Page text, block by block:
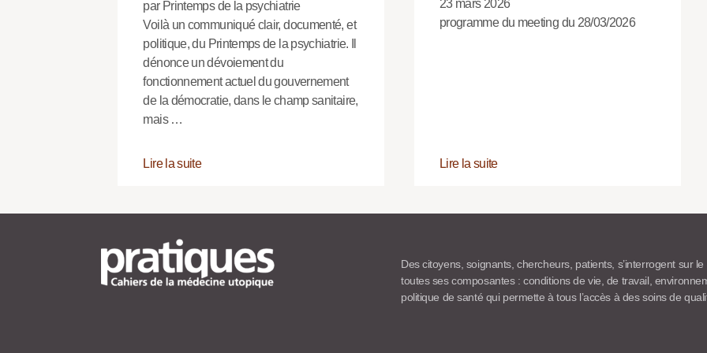
par Printemps de la psychiatrie
Voilà un communiqué clair, documenté, et
politique, du Printemps de la psychiatrie. Il
dénonce un dévoiement du
fonctionnement actuel du gouvernement
de la démocratie, dans le champ sanitaire,
mais …
Lire la suite
23 mars 2026
programme du meeting du 28/03/2026
Lire la suite
Des citoyens, soignants, chercheurs, patients, s’interrogent sur
toutes ses composantes : conditions de vie, de travail,
politique de santé qui permette à tous l’accès à des soins de